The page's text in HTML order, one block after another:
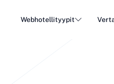
Webhotellityypit